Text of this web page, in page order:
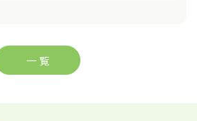
一 覧